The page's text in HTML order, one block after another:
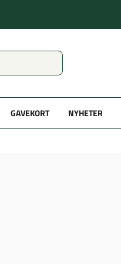
GAVEKORT NYHETER